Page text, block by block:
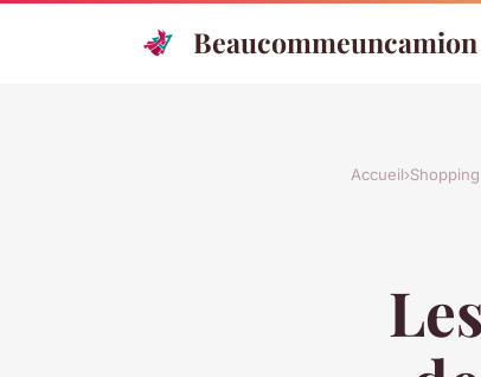
Beaucommeuncamion
Accueil›Shopping